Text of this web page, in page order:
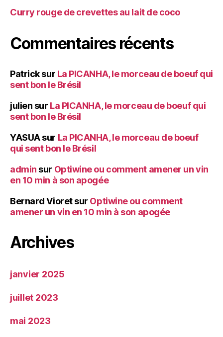
Curry rouge de crevettes au lait de coco
Commentaires récents
Patricksur La PICANHA, le morceau de boeuf qui
sent bon le Brésil
julien sur La PICANHA, le morceau de boeuf qui
sent bon le Brésil
YASUAsur La PICANHA, le morceau de boeuf
qui sent bon le Brésil
admin sur Optiwine ou comment amener un vin
en 10 min à son apogée
Bernard Vioretsur Optiwine ou comment
amener un vin en 10 min à son apogée
Archives
janvier 2025
juillet 2023
mai 2023